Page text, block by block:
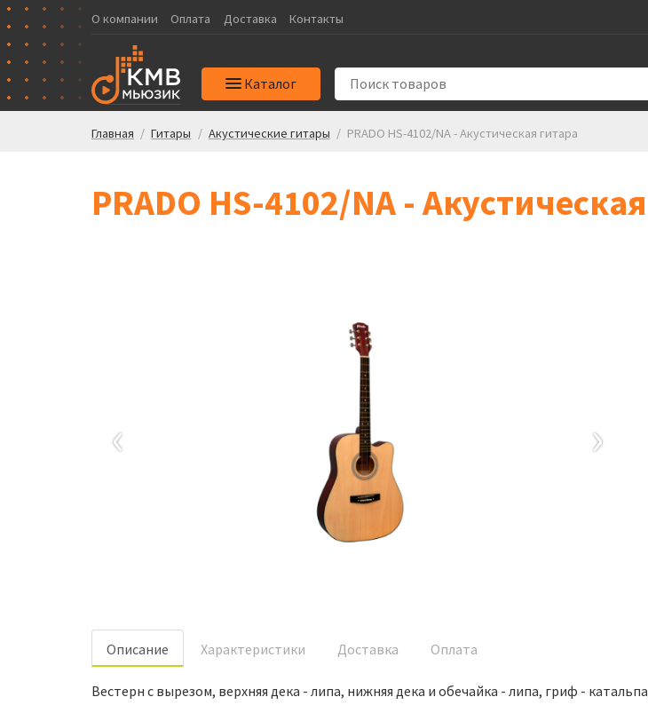
О компании Оплата Доставка Контакты
Каталог
Главная / Гитары / Акустические гитары / PRADO HS-4102/NA - Акустическая гитара
PRADO HS-4102/NA -
‹ ›
Oписание Характеристики Доставка Оплата
Вестерн с вырезом, верхняя дека - липа, нижняя дека и обечайка - липа, гриф -